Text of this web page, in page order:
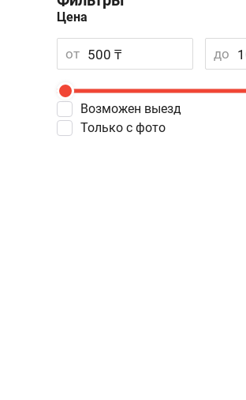
Цена
от до
Возможен выезд
Только с фото